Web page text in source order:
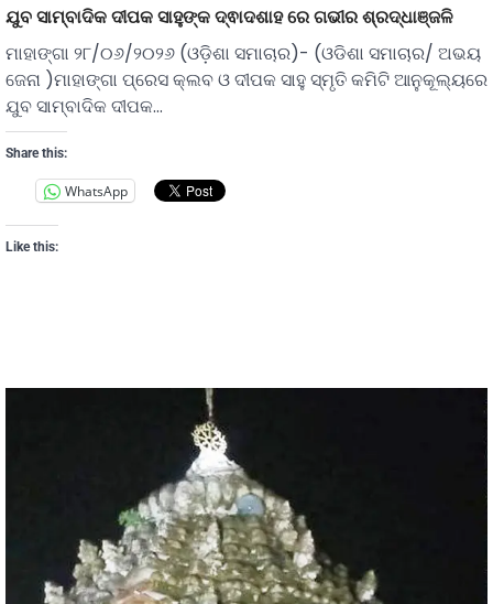
ଯୁବ ସାମ୍ବାଦିକ ଦୀପକ ସାହୁଙ୍କ ଦ୍ଵାଦଶାହ ରେ ଗଭୀର ଶ୍ରଦ୍ଧାଞ୍ଜଳି
ମାହାଙ୍ଗା ୨୮/୦୬/୨୦୨୬ (ଓଡ଼ିଶା ସମାଚାର)- (ଓଡିଶା ସମାଚାର/ ଅଭୟ
ଜେନା )ମାହାଙ୍ଗା ପ୍ରେସ କ୍ଲବ ଓ ଦୀପକ ସାହୁ ସ୍ମୃତି କମିଟି ଆନୁକୂଲ୍ୟରେ
ଯୁବ ସାମ୍ବାଦିକ ଦୀପକ…
Share this:
WhatsApp
Like this: